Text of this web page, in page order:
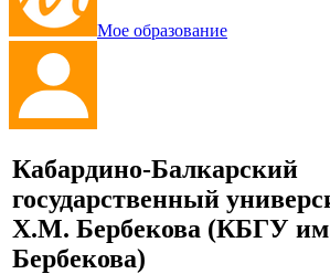
Мое образование
Кабардино-Балкарский
государственный
Х.М. Бербекова (КБГУ
Бербекова)